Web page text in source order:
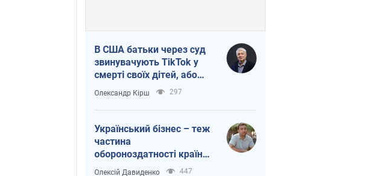
В США батьки через суд
звинувачують TikTok у
смерті своїх дітей, або
Атака КНР на молодь
Олександр Кірш 297
Український бізнес – теж
частина
обороноздатності країни.
Не віддавайте їхній ринок
Олексій Давиденко 447